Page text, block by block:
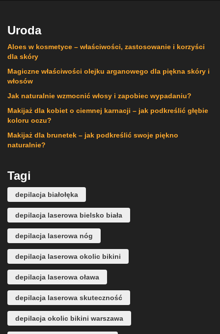
Uroda
Aloes w kosmetyce – właściwości, zastosowanie i korzyści
dla skóry
Magiczne właściwości olejku arganowego dla piękna skóry i
włosów
Jak naturalnie wzmocnić włosy i zapobiec wypadaniu?
Makijaż dla kobiet o ciemnej karnacji – jak podkreślić głębie
koloru oczu?
Makijaż dla brunetek – jak podkreślić swoje piękno
naturalnie?
Tagi
depilacja białołęka
depilacja laserowa bielsko biała
depilacja laserowa nóg
depilacja laserowa okolic bikini
depilacja laserowa oława
depilacja laserowa skuteczność
depilacja okolic bikini warszawa